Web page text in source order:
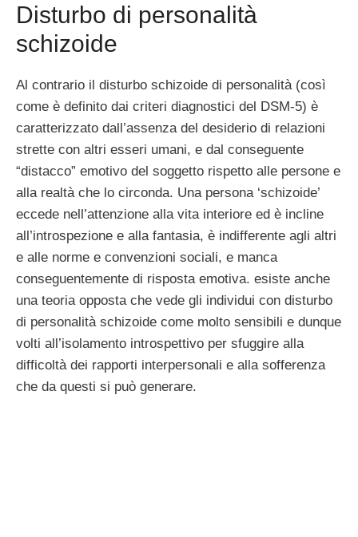
Disturbo di personalità
schizoide
Al contrario il disturbo schizoide di personalità (così
come è definito dai criteri diagnostici del DSM-5) è
caratterizzato dall’assenza del desiderio di relazioni
strette con altri esseri umani, e dal conseguente
“distacco” emotivo del soggetto rispetto alle persone e
alla realtà che lo circonda. Una persona ‘schizoide’
eccede nell’attenzione alla vita interiore ed è incline
all’introspezione e alla fantasia, è indifferente agli altri
e alle norme e convenzioni sociali, e manca
conseguentemente di risposta emotiva. esiste anche
una teoria opposta che vede gli individui con disturbo
di personalità schizoide come molto sensibili e dunque
volti all’isolamento introspettivo per sfuggire alla
difficoltà dei rapporti interpersonali e alla sofferenza
che da questi si può generare.